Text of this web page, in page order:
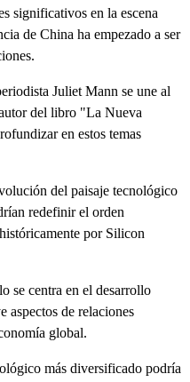
significativos en la escena
de China ha empezado a ser
Juliet Mann se une al
del libro "La Nueva
en estos temas
del paisaje tecnológico
redefinir el orden
por Silicon
se centra en el desarrollo
aspectos de relaciones
global.
más diversificado podría